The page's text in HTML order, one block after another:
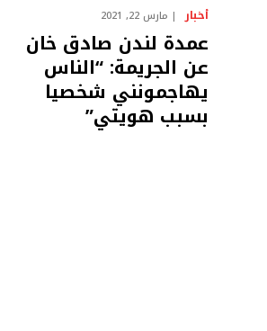
أخبار مارس 22, 2021
عمدة لندن صادق خان
عن الجريمة: “الناس
يهاجمونني شخصيا
بسبب هويتي”